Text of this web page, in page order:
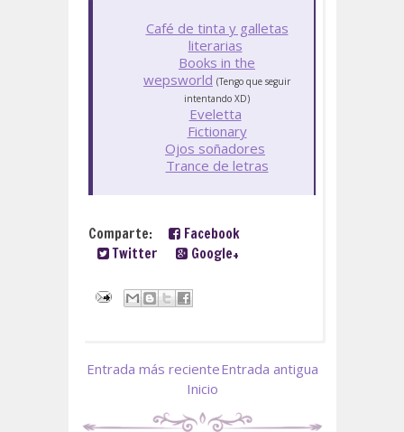
Café de tinta y galletas
literarias
Books in the
wepsworld (Tengo que seguir
intentando XD)
Eveletta
Fictionary
Ojos soñadores
Trance de letras
Comparte:
Facebook
Twitter
Google+
Entrada más recienteEntrada antigua
Inicio